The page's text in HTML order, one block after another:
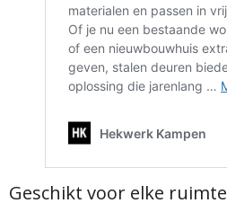
Geschikt voor elke ruimte